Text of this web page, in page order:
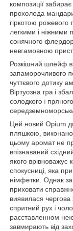
композиції
прохолода
гіркотою
легкими і ніжними
сонячного
невгамовною
Розкішний шлейф
запаморочливого
чуттєвого дотику
Віртуозна гра і
солодкого і
Цей новий Opium
пляшкою,
цьому аромат не
впізнаваний
якого врівноважує
спокусниці, яка
німфетки. Однак
приховати
виявилася
спритний рух і
расставленном нею
завмирають від